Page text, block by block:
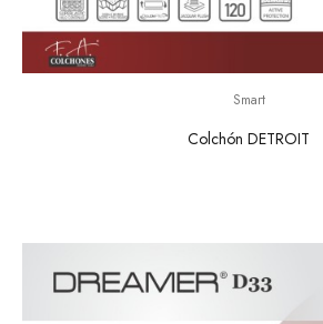
Smart
Colchón DETROIT